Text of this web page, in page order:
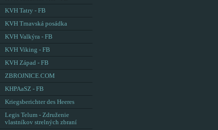
KVH Tatry - FB
KVH Trnavská posádka
KVH Valkýra - FB
KVH Viking - FB
KVH Západ - FB
ZBROJNICE.COM
KHPAaSZ - FB
Kriegsberichter des Heeres
Legis Telum - Združenie
vlastníkov strelných zbraní